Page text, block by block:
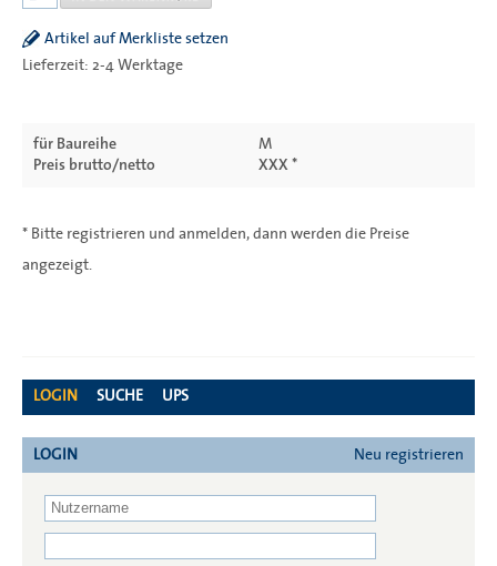
Artikel auf Merkliste setzen
Lieferzeit: 2-4 Werktage
für Baureihe
M
Preis brutto/netto
XXX *
* Bitte registrieren und anmelden, dann werden die Preise
angezeigt.
LOGIN SUCHE UPS
LOGIN Neu registrieren